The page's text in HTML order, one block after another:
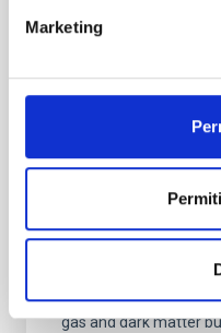
Marketing
predict a hidden
The Instituto de
University of La
study on dark
García Bethencourt,
Comerón, both
Astrophysics at the
Astrophysics on one
modern astrophysics:
gas and dark matter